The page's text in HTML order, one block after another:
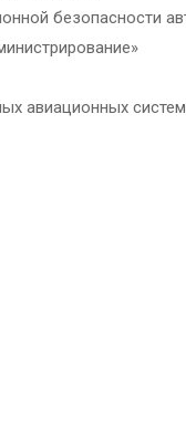
безопасности
авиационных